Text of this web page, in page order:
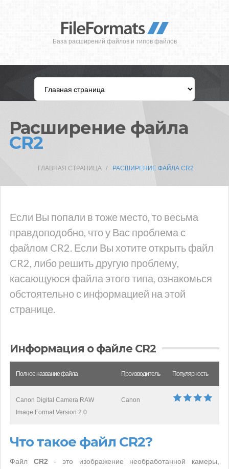
База расширений файлов и типов файлов
Расширение файла
CR2
ГЛАВНАЯ СТРАНИЦА РАСШИРЕНИЕ ФАЙЛА CR2
Если Вы попали в тоже место, то весьма
правдоподобно, что у Вас проблема с
файлом CR2. Если Вы хотите открыть файл
CR2, либо решить другую проблему,
касающуюся файла этого типа, ознакомься
обстоятельно с информацией на этой
странице.
Информация о файле CR2
Полное название файла Производитель Популярность
Canon Digital Camera RAW
Image Format Version 2.0
Canon
Что такое файл CR2?
Файл CR2 - это изображение необработанной камеры,